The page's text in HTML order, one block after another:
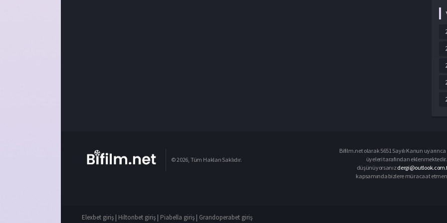
© 2026, Tüm Hakları Saklıdır.
Bifilm.net olarak 5651 Sayılı Kanun
üyeleri tarafından
düşünüyorsanız
kapsamında bizlere müracaat
Elexbet giriş | Hiltonbet giriş | Piabella giriş | Grandoperabet giriş